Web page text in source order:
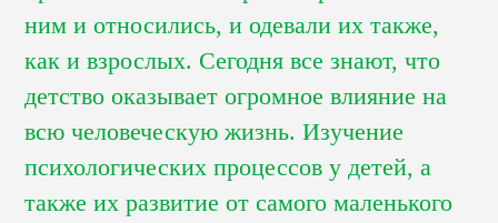
ним и относились, и одевали их также,
как и взрослых. Сегодня все знают, что
детство оказывает огромное влияние на
всю человеческую жизнь. Изучение
психологических процессов у детей, а
также их развитие от самого маленького